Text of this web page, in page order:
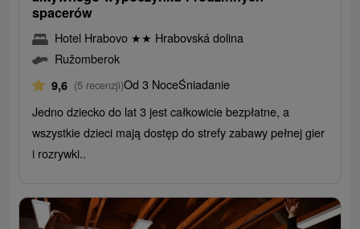
spacerów
Hotel Hrabovo ★★ Hrabovská dolina
Ružomberok
9,6 (5 recenzji)Od 3 NoceŚniadanie
Jedno dziecko do lat 3 jest całkowicie bezpłatne, a
wszystkie dzieci mają dostęp do strefy zabawy pełnej gier
i rozrywki..